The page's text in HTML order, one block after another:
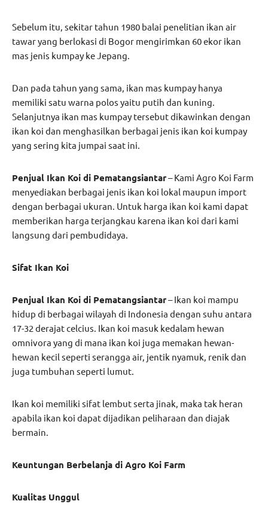
Sebelum itu, sekitar tahun 1980 balai penelitian ikan air
tawar yang berlokasi di Bogor mengirimkan 60 ekor ikan
mas jenis kumpay ke Jepang.
Dan pada tahun yang sama, ikan mas kumpay hanya
memiliki satu warna polos yaitu putih dan kuning.
Selanjutnya ikan mas kumpay tersebut dikawinkan dengan
ikan koi dan menghasilkan berbagai jenis ikan koi kumpay
yang sering kita jumpai saat ini.
Penjual Ikan Koi di Pematangsiantar– Kami Agro Koi Farm
menyediakan berbagai jenis ikan koi lokal maupun import
dengan berbagai ukuran. Untuk harga ikan koi kami dapat
memberikan harga terjangkau karena ikan koi dari kami
langsung dari pembudidaya.
Sifat Ikan Koi
Penjual Ikan Koi di Pematangsiantar– Ikan koi mampu
hidup di berbagai wilayah di Indonesia dengan suhu antara
17-32 derajat celcius. Ikan koi masuk kedalam hewan
omnivora yang di mana ikan koi juga memakan hewan-
hewan kecil seperti serangga air, jentik nyamuk, renik dan
juga tumbuhan seperti lumut.
Ikan koi memiliki sifat lembut serta jinak, maka tak heran
apabila ikan koi dapat dijadikan peliharaan dan diajak
bermain.
Keuntungan Berbelanja di Agro Koi Farm
Kualitas Unggul